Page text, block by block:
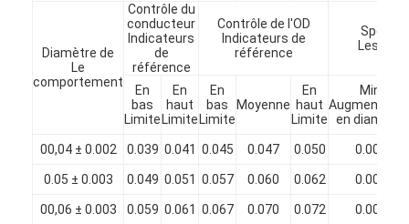
Demandez un devis
Fil de laminage en cuivre émaillé
Fil de cuivre isolé par émail
Diamètre de
Le
comportement
Contrôle du
conducteur
Indicateurs
de
référence
Contrôle de l'OD
Indicateurs de
référence
Les
En
bas
Limite
En
haut
Limite
En
bas
Limite
Moyenne
En
haut
Limite
Min.
en diamètre
00,04 ± 0.002 0.039 0.041 0.045 0.047 0.050 0.004
0.05 ± 0.003 0.049 0.051 0.057 0.060 0.062 0.006
00,06 ± 0.003 0.059 0.061 0.067 0.070 0.072 0.006